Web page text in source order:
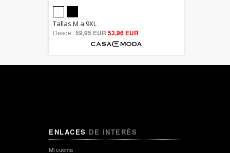
out of 5
Tallas M a 9XL
Desde: 59,95 EUR53,96 EUR
ENLACES DE INTERÉS
Mi cuenta